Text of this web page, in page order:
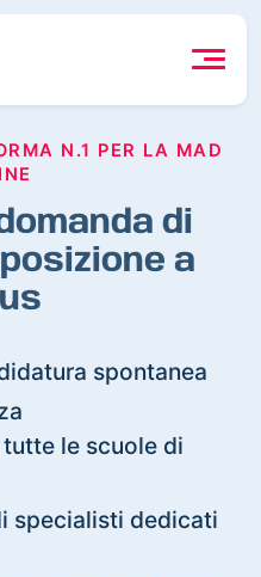
N.1 PER LA MAD
di
a
spontanea
le scuole di
specialisti dedicati